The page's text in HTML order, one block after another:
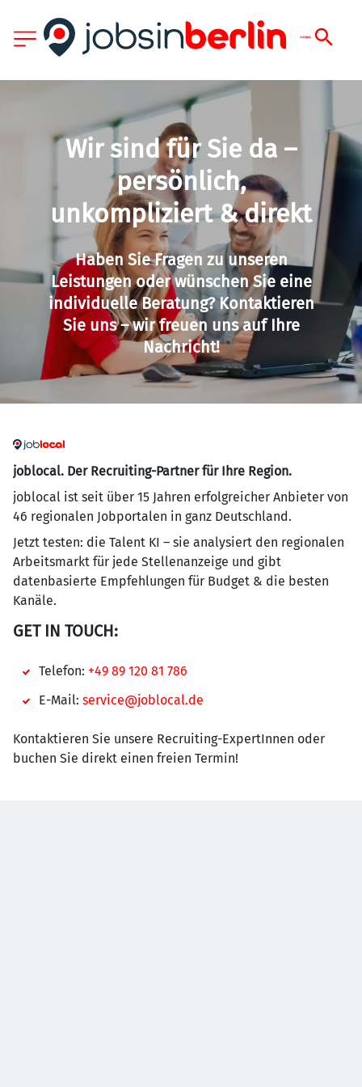
Wir sind für Sie da –
persönlich,
unkompliziert & direkt
Haben Sie Fragen zu unseren
Leistungen oder wünschen Sie eine
individuelle Beratung? Kontaktieren
Sie uns – wir freuen uns auf Ihre
Nachricht!
joblocal. Der Recruiting-Partner für Ihre Region.
joblocal ist seit über 15 Jahren erfolgreicher Anbieter von
46 regionalen Jobportalen in ganz Deutschland.
Jetzt testen: die Talent KI – sie analysiert den regionalen
Arbeitsmarkt für jede Stellenanzeige und gibt
datenbasierte Empfehlungen für Budget & die besten
Kanäle.
GET IN TOUCH:
Telefon: +49 89 120 81 786
E-Mail: service@joblocal.de
Kontaktieren Sie unsere Recruiting-ExpertInnen oder
buchen Sie direkt einen freien Termin!